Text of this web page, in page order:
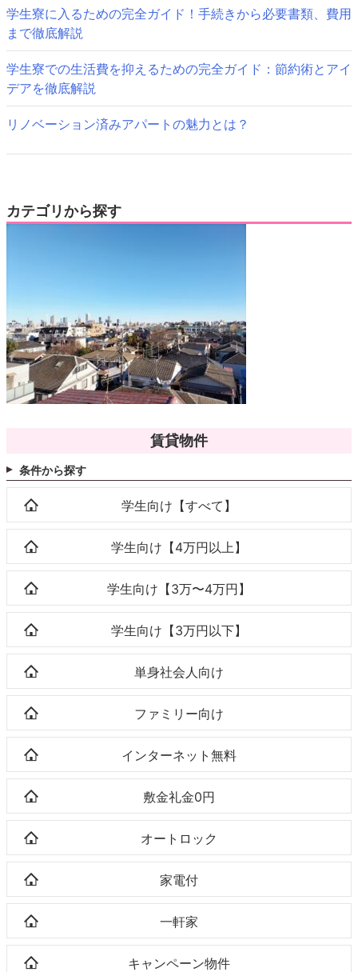
ョ
ン
学生寮に入るための完全ガイド！手続きから必要書類、費用
まで徹底解説
学生寮での生活費を抑えるための完全ガイド：節約術とアイ
デアを徹底解説
リノベーション済みアパートの魅力とは？
カテゴリから探す
賃貸物件
条件から探す
学生向け【すべて】
学生向け【4万円以上】
学生向け【3万〜4万円】
学生向け【3万円以下】
単身社会人向け
ファミリー向け
インターネット無料
敷金礼金0円
オートロック
家電付
一軒家
キャンペーン物件